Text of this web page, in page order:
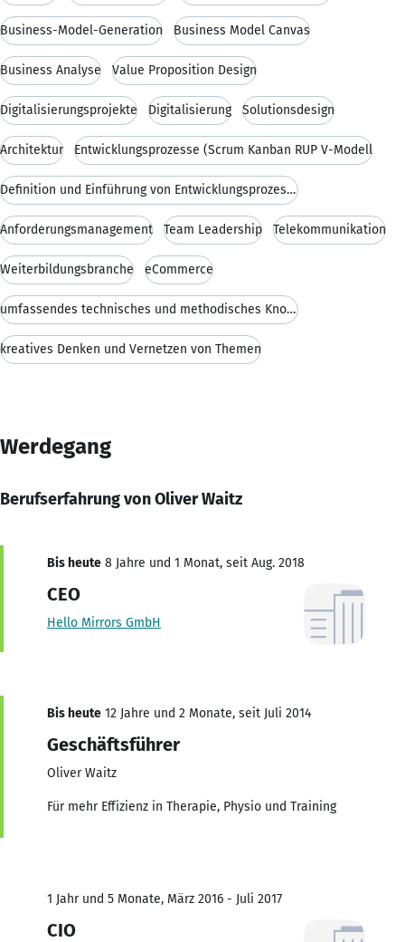
Business-Model-Generation Business Model Canvas
Business Analyse Value Proposition Design
Digitalisierungsprojekte Digitalisierung Solutionsdesign
Architektur Entwicklungsprozesse (Scrum Kanban RUP V-Modell
Definition und Einführung von Entwicklungsprozesse
Anforderungsmanagement Team Leadership Telekommunikation
Weiterbildungsbranche eCommerce
umfassendes technisches und methodisches Know How
kreatives Denken und Vernetzen von Themen
Werdegang
Berufserfahrung von Oliver Waitz
Bis heute 8 Jahre und 1 Monat, seit Aug. 2018
CEO
Hello Mirrors GmbH
Bis heute 12 Jahre und 2 Monate, seit Juli 2014
Geschäftsführer
Oliver Waitz
Für mehr Effizienz in Therapie, Physio und Training
1 Jahr und 5 Monate, März 2016 - Juli 2017
CIO